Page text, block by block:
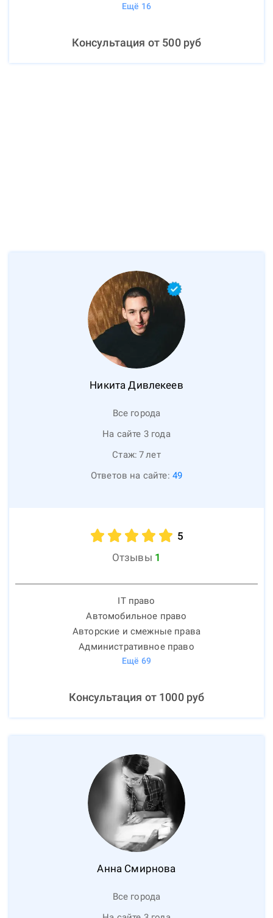
Ещё 16
Консультация от 500руб
Никита Дивлекеев
Все города
На сайте 3 года
Стаж: 7лет
Ответов на сайте: 49
5
Отзывы 1
IT право
Автомобильное право
Авторские и смежные права
Административное право
Ещё 69
Консультация от 1000руб
Анна Смирнова
Все города